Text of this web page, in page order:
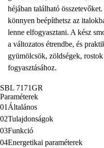
héjában található
könnyen beépíthetsz az
lenne elfogyasztani. A kész
a változatos étrendbe, és
gyümölcsök, zöldségek,
fogyasztásához.
SBL 7171GR
Paraméterek
01 Általános
02Tulajdonságok
03Funkció
04Energetikai paraméterek